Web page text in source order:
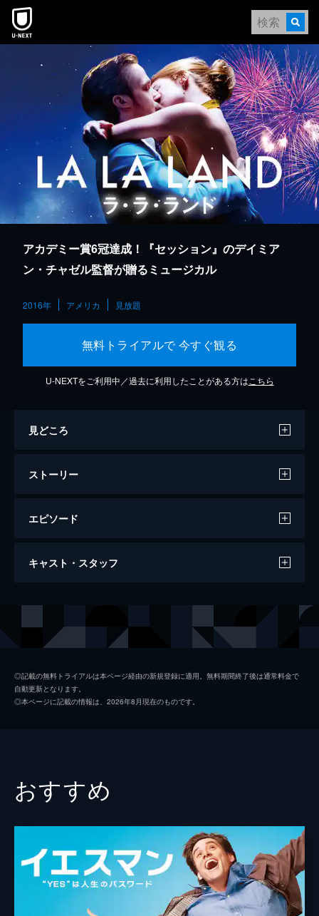
本文へスキップ
アカデミー賞6冠達成！『セッション』のデイミア
ン・チャゼル監督が贈るミュージカル
2016年 アメリカ 見放題
無料トライアルで 今すぐ観る
U-NEXTをご利用中／過去に利用したことがある方は こちら
見どころ
ストーリー
エピソード
ラ・ラ・ランド
キャスト・スタッフ
ミア エマ・ストーン
キャリー・ヘルナンデス
トム・エヴェレット・スコット
ミーガン・フェイ
デイモン・ガプトン
◎記載の無料トライアルは本ページ経由の新規登録に適用。無料期間終了後は通常料金で
自動更新となります。
◎本ページに記載の情報は、2026年8月現在のものです。
おすすめ